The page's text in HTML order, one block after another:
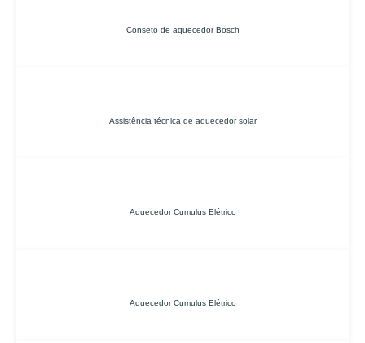
Conseto de aquecedor Bosch
Assistência técnica de aquecedor solar
Aquecedor Cumulus Elétrico
Aquecedor Cumulus Elétrico